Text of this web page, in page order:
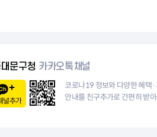
이
지
문구청 카카오톡채널
널추가
코로나19 정보와 다양한 혜택
안내를 친구추가로 간편히 받